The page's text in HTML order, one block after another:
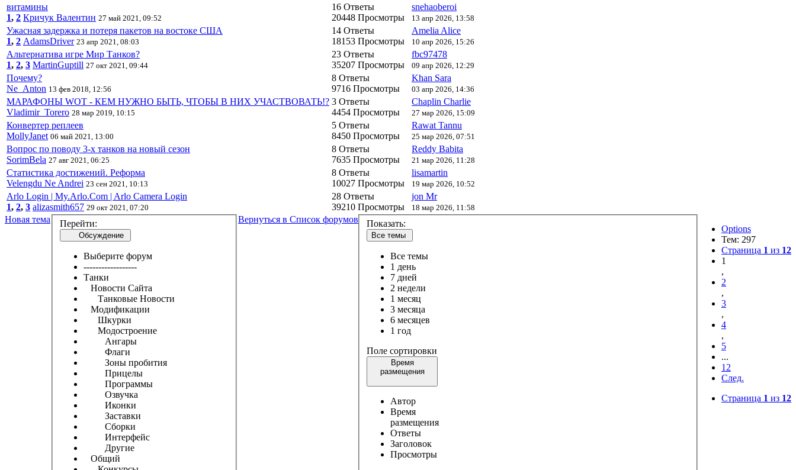
витамины
1, 2 Кричук Валентин 27 май 2021, 09:52
16 Ответы
20448 Просмотры
snehaoberoi
13 апр 2026, 13:58
Ужасная задержка и потеря пакетов на востоке США
1, 2 AdamsDriver 23 апр 2021, 08:03
14 Ответы
18153 Просмотры
Amelia Alice
10 апр 2026, 15:26
Альтернатива игре Мир Танков?
1, 2, 3 MartinGuptill 27 окт 2021, 09:44
23 Ответы
35207 Просмотры
fbc97478
09 апр 2026, 12:29
Почему?
Ne_Anton 13 фев 2018, 12:56
8 Ответы
9716 Просмотры
Khan Sara
03 апр 2026, 14:36
МАРАФОНЫ WOT - КЕМ НУЖНО БЫТЬ, ЧТОБЫ В НИХ УЧАСТВОВАТЬ!?
Vladimir_Torero 28 мар 2019, 10:15
3 Ответы
4454 Просмотры
Chaplin Charlie
27 мар 2026, 15:09
Конвертер реплеев
MollyJanet 06 май 2021, 13:00
5 Ответы
8450 Просмотры
Rawat Tannu
25 мар 2026, 07:51
Вопрос по поводу 3-х танков на новый сезон
SorimBela 27 авг 2021, 06:25
8 Ответы
7635 Просмотры
Reddy Babita
21 мар 2026, 11:28
Статистика достижений. Реформа
Velengdu Ne Andrei 23 сен 2021, 10:13
8 Ответы
10027 Просмотры
lisamartin
19 мар 2026, 10:52
Arlo Login | My.Arlo.Com | Arlo Camera Login
1, 2, 3 alizasmith657 29 окт 2021, 07:20
28 Ответы
39210 Просмотры
jon Mr
18 мар 2026, 11:58
Новая тема
Options
Тем: 297
Страница 1 из 12
1
,
2
,
3
,
4
,
5
...
12
След.
Страница 1 из 12
Перейти:
Обсуждение
Выберите форум
------------------
Танки
Новости Сайта
Танковые Новости
Модификации
Шкурки
Модостроение
Ангары
Флаги
Зоны пробития
Прицелы
Программы
Озвучка
Иконки
Заставки
Сборки
Интерфейс
Другие
Общий
Вернуться в Список форумов Показать:
Все темы
Все темы
1 день
7 дней
2 недели
1 месяц
3 месяца
6 месяцев
1 год
Поле сортировки
Время
размещения
Автор
Время
размещения
Ответы
Заголовок
Просмотры